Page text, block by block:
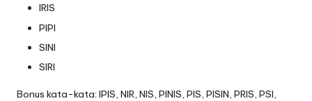
IRIS
PIPI
SINI
SIRI
Bonus kata-kata: IPIS, NIR, NIS, PINIS, PIS, PISIN, PRIS, PSI,